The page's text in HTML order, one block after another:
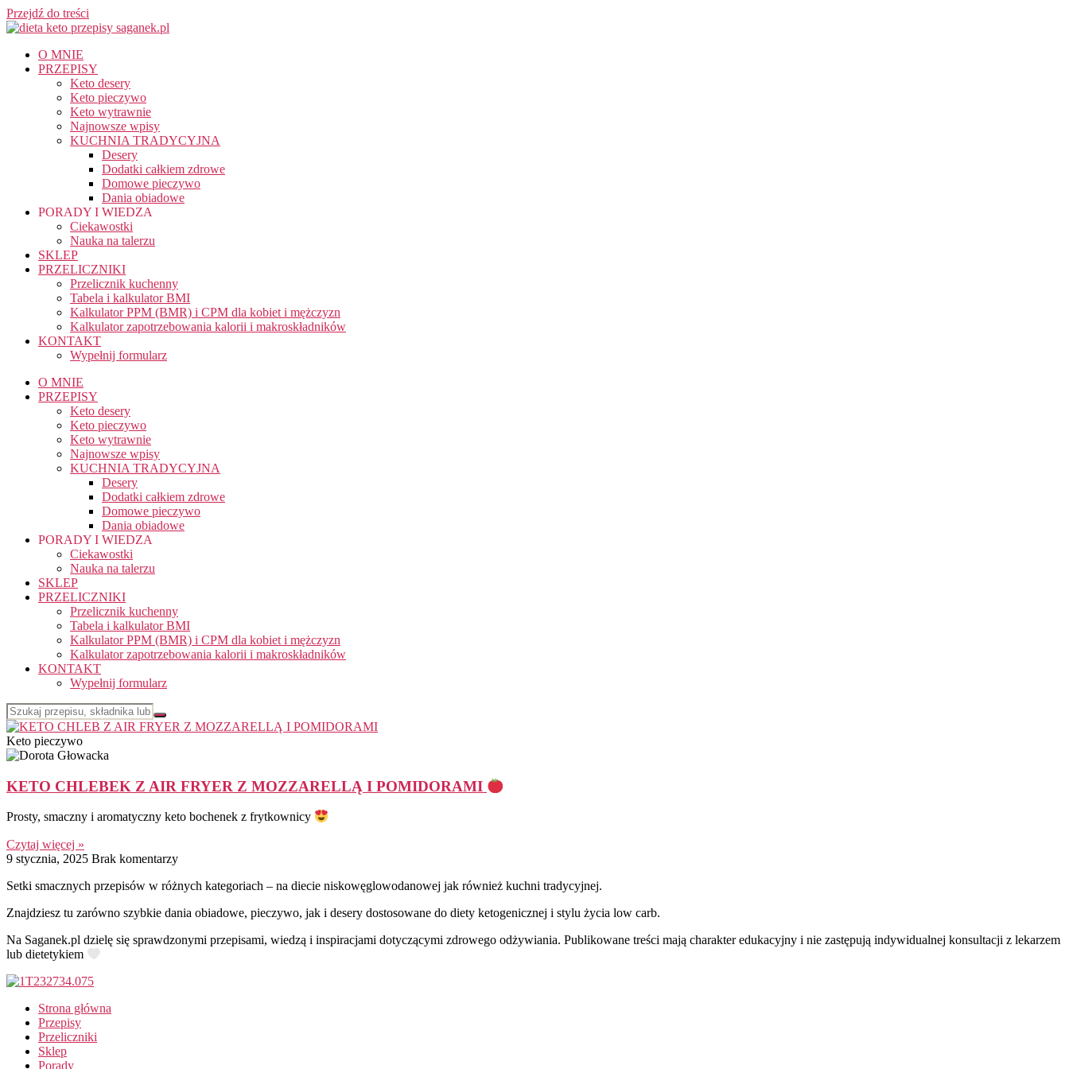
Przejdź do treści
O MNIE
PRZEPISY
Keto desery
Keto pieczywo
Keto wytrawnie
Najnowsze wpisy
KUCHNIA TRADYCYJNA
Desery
Dodatki całkiem zdrowe
Domowe pieczywo
Dania obiadowe
PORADY I WIEDZA
Ciekawostki
Nauka na talerzu
SKLEP
PRZELICZNIKI
Przelicznik kuchenny
Tabela i kalkulator BMI
Kalkulator PPM (BMR) i CPM dla kobiet i mężczyzn
Kalkulator zapotrzebowania kalorii i makroskładników
KONTAKT
Wypełnij formularz
O MNIE
PRZEPISY
Keto desery
Keto pieczywo
Keto wytrawnie
Najnowsze wpisy
KUCHNIA TRADYCYJNA
Desery
Dodatki całkiem zdrowe
Domowe pieczywo
Dania obiadowe
PORADY I WIEDZA
Ciekawostki
Nauka na talerzu
SKLEP
PRZELICZNIKI
Przelicznik kuchenny
Tabela i kalkulator BMI
Kalkulator PPM (BMR) i CPM dla kobiet i mężczyzn
Kalkulator zapotrzebowania kalorii i makroskładników
KONTAKT
Wypełnij formularz
Keto pieczywo
KETO CHLEBEK Z AIR FRYER Z MOZZARELLĄ I POMIDORAMI
Prosty, smaczny i aromatyczny keto bochenek z frytkownicy
Czytaj więcej »
9 stycznia, 2025 Brak komentarzy
Setki smacznych przepisów w różnych kategoriach – na diecie niskowęglowodanowej jak również kuchni tradycyjnej.
Znajdziesz tu zarówno szybkie dania obiadowe, pieczywo, jak i desery dostosowane do diety ketogenicznej i stylu życia low carb.
Na Saganek.pl dzielę się sprawdzonymi przepisami, wiedzą i inspiracjami dotyczącymi zdrowego odżywiania. Publikowane treści mają charakter edukacyjny i nie zastępują indywidualnej konsultacji z lekarzem
lub dietetykiem
Strona główna
Przepisy
Przeliczniki
Sklep
Porady